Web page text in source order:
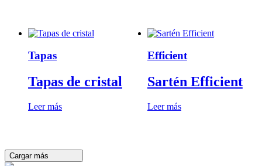
Tapas
Tapas de cristal
Leer más
Efficient
Sartén Efficient
Leer más
Cargar más